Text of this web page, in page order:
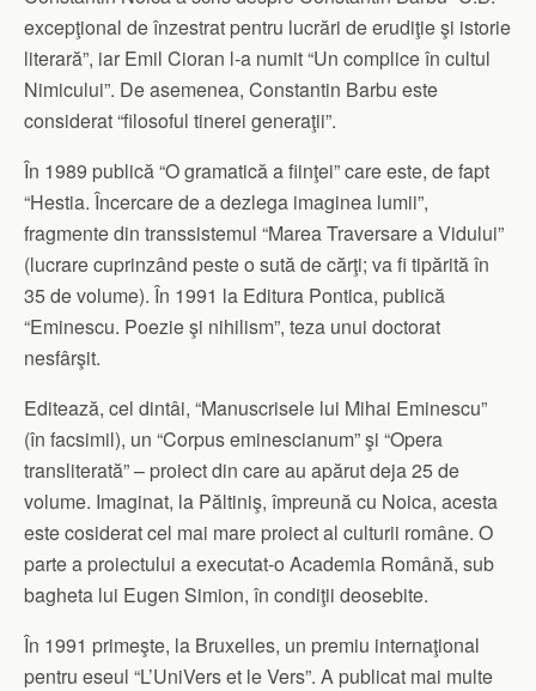
excepţional de înzestrat pentru lucrări de erudiţie şi istorie
literară”, iar Emil Cioran l-a numit “Un complice în cultul
Nimicului”. De asemenea, Constantin Barbu este
considerat “filosoful tinerei generaţii”.
În 1989 publică “O gramatică a fiinţei” care este, de fapt
“Hestia. Încercare de a dezlega imaginea lumii”,
fragmente din transsistemul “Marea Traversare a Vidului”
(lucrare cuprinzând peste o sută de cărţi; va fi tipărită în
35 de volume). În 1991 la Editura Pontica, publică
“Eminescu. Poezie şi nihilism”, teza unui doctorat
nesfârşit.
Editează, cel dintâi, “Manuscrisele lui Mihai Eminescu”
(în facsimil), un “Corpus eminescianum” şi “Opera
transliterată” – proiect din care au apărut deja 25 de
volume. Imaginat, la Păltiniş, împreună cu Noica, acesta
este cosiderat cel mai mare proiect al culturii române. O
parte a proiectului a executat-o Academia Română, sub
bagheta lui Eugen Simion, în condiţii deosebite.
În 1991 primeşte, la Bruxelles, un premiu internaţional
pentru eseul “L’UniVers et le Vers”. A publicat mai multe